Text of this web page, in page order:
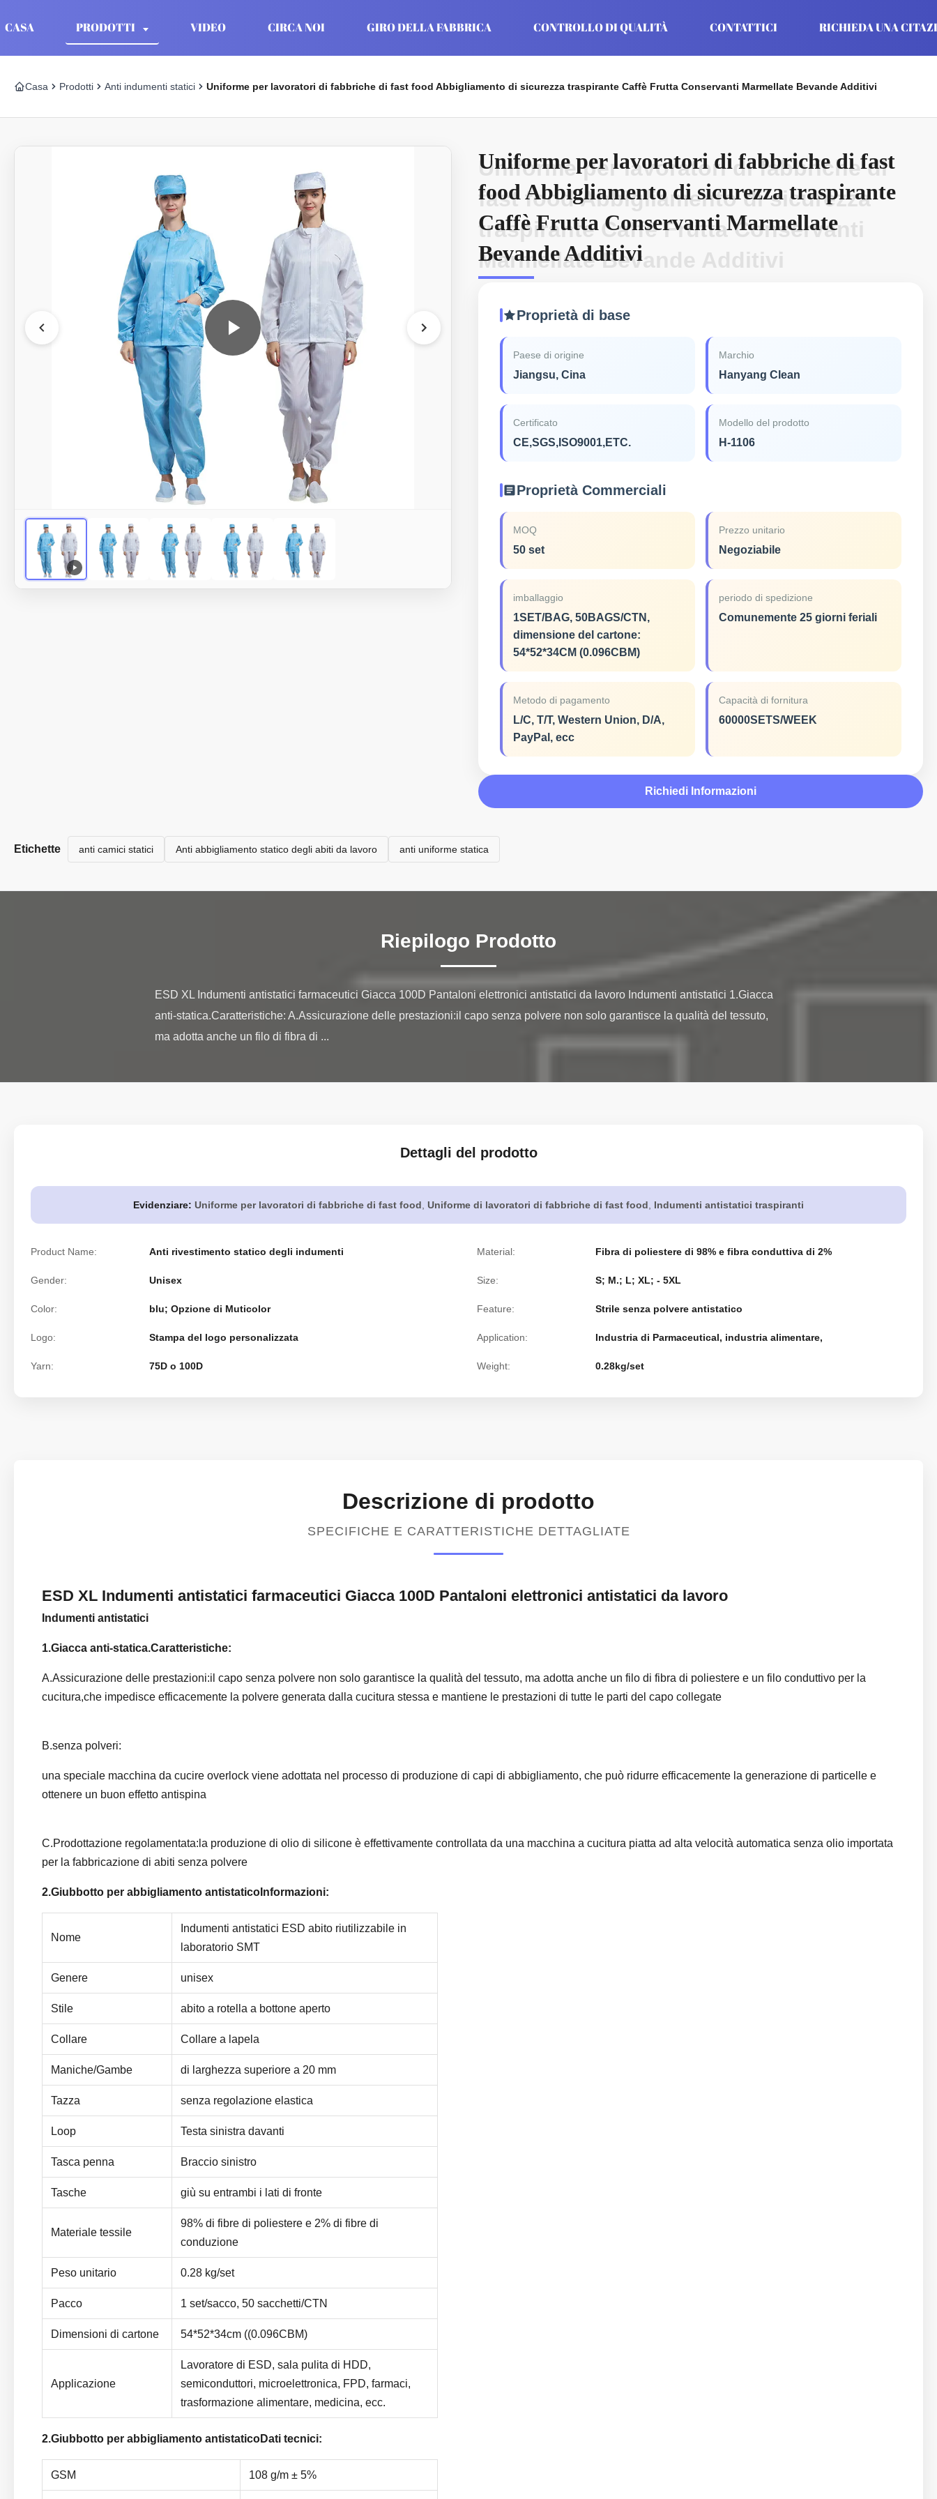
CASA PRODOTTI VIDEO CIRCA NOI GIRO DELLA FABBRICA CONTROLLO DI QUALITÀ CONTATTICI RICHIEDA UNA
Casa Prodotti Anti indumenti statici Uniforme per lavoratori di fabbriche di fast food Abbigliamento di sicurezza traspirante Caffè Frutta Conservanti Marmellate Bevande Additivi
Uniforme per lavoratori di fabbriche di fast
food Abbigliamento di sicurezza traspirante
Caffè Frutta Conservanti Marmellate
Bevande Additivi
Uniforme per lavoratori di fabbriche di
fast food Abbigliamento di sicurezza
traspirante Caffè Frutta Conservanti
Marmellate Bevande Additivi
Proprietà di base
Paese di origine
Jiangsu, Cina
Marchio
Hanyang Clean
Certificato
CE,SGS,ISO9001,ETC.
Modello del prodotto
H-1106
Proprietà Commerciali
MOQ
50 set
Prezzo unitario
Negoziabile
imballaggio
1SET/BAG, 50BAGS/CTN,
dimensione del cartone:
54*52*34CM (0.096CBM)
periodo di spedizione
Comunemente 25 giorni feriali
Metodo di pagamento
L/C, T/T, Western Union, D/A,
PayPal, ecc
Capacità di fornitura
60000SETS/WEEK
Richiedi Informazioni
Etichette anti camici statici Anti abbigliamento statico degli abiti da lavoro anti uniforme statica
Riepilogo Prodotto
ESD XL Indumenti antistatici farmaceutici Giacca 100D Pantaloni elettronici antistatici da lavoro Indumenti antistatici 1.Giacca
anti-statica.Caratteristiche: A.Assicurazione delle prestazioni:il capo senza polvere non solo garantisce la qualità del tessuto,
ma adotta anche un filo di fibra di ...
Dettagli del prodotto
Evidenziare: Uniforme per lavoratori di fabbriche di fast food Uniforme di lavoratori di fabbriche di fast food Indumenti antistatici traspiranti
Product Name: Anti rivestimento statico degli indumenti Material: Fibra di poliestere di 98% e fibra conduttiva di 2%
Gender: Unisex Size: S; M.; L; XL; - 5XL
Color: blu; Opzione di Muticolor Feature: Strile senza polvere antistatico
Logo: Stampa del logo personalizzata Application: Industria di Parmaceutical, industria alimentare,
Yarn: 75D o 100D Weight: 0.28kg/set
Descrizione di prodotto
SPECIFICHE E CARATTERISTICHE DETTAGLIATE
ESD XL Indumenti antistatici farmaceutici Giacca 100D Pantaloni elettronici antistatici da lavoro
Indumenti antistatici
1.Giacca anti-statica.Caratteristiche:
A.Assicurazione delle prestazioni:il capo senza polvere non solo garantisce la qualità del tessuto, ma adotta anche un filo di fibra di poliestere e un filo conduttivo per la
cucitura,che impedisce efficacemente la polvere generata dalla cucitura stessa e mantiene le prestazioni di tutte le parti del capo collegate
B.senza polveri:
una speciale macchina da cucire overlock viene adottata nel processo di produzione di capi di abbigliamento, che può ridurre efficacemente la generazione di particelle e
ottenere un buon effetto antispina
C.Prodottazione regolamentata:la produzione di olio di silicone è effettivamente controllata da una macchina a cucitura piatta ad alta velocità automatica senza olio importata
per la fabbricazione di abiti senza polvere
2.Giubbotto per abbigliamento antistatico Informazioni:
Nome
Indumenti antistatici ESD abito riutilizzabile in
laboratorio SMT
Genere unisex
Stile abito a rotella a bottone aperto
Collare Collare a lapela
Maniche/Gambe di larghezza superiore a 20 mm
Tazza senza regolazione elastica
Loop Testa sinistra davanti
Tasca penna Braccio sinistro
Tasche giù su entrambi i lati di fronte
Materiale tessile
98% di fibre di poliestere e 2% di fibre di
conduzione
Peso unitario 0.28 kg/set
Pacco 1 set/sacco, 50 sacchetti/CTN
Dimensioni di cartone 54*52*34cm ((0.096CBM)
Applicazione
Lavoratore di ESD, sala pulita di HDD,
semiconduttori, microelettronica, FPD, farmaci,
trasformazione alimentare, medicina, ecc.
2.Giubbotto per abbigliamento antistaticoDati tecnici:
GSM 108 g/m ± 5%